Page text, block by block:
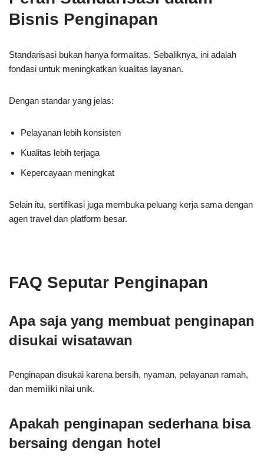
Bisnis Penginapan
Standarisasi bukan hanya formalitas. Sebaliknya, ini adalah
fondasi untuk meningkatkan kualitas layanan.
Dengan standar yang jelas:
Pelayanan lebih konsisten
Kualitas lebih terjaga
Kepercayaan meningkat
Selain itu, sertifikasi juga membuka peluang kerja sama dengan
agen travel dan platform besar.
FAQ Seputar Penginapan
Apa saja yang membuat penginapan
disukai wisatawan
Penginapan disukai karena bersih, nyaman, pelayanan ramah,
dan memiliki nilai unik.
Apakah penginapan sederhana bisa
bersaing dengan hotel